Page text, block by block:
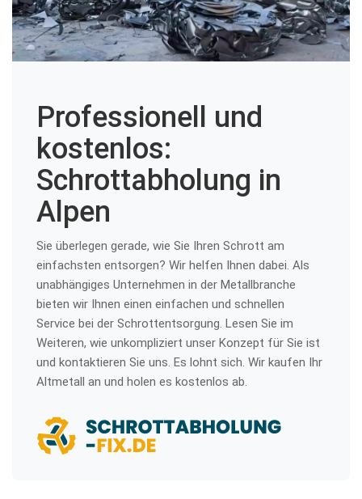
Professionell und
kostenlos:
Schrottabholung in
Alpen
Sie überlegen gerade, wie Sie Ihren Schrott am
einfachsten entsorgen? Wir helfen Ihnen dabei. Als
unabhängiges Unternehmen in der Metallbranche
bieten wir Ihnen einen einfachen und schnellen
Service bei der Schrottentsorgung. Lesen Sie im
Weiteren, wie unkompliziert unser Konzept für Sie ist
und kontaktieren Sie uns. Es lohnt sich. Wir kaufen Ihr
Altmetall an und holen es kostenlos ab.